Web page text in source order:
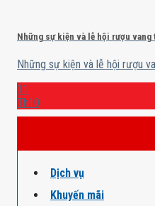
Những sự kiện và lễ hội rượu vang
Những sự kiện và lễ hội rượu
11
Th10
Dịch vụ
Khuyến mãi